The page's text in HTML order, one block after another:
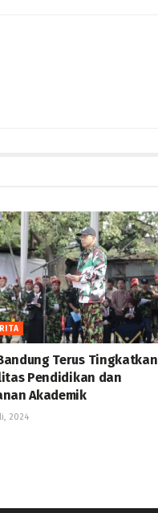
Terus Tingkatkan
Pendidikan dan
Akademik
2024